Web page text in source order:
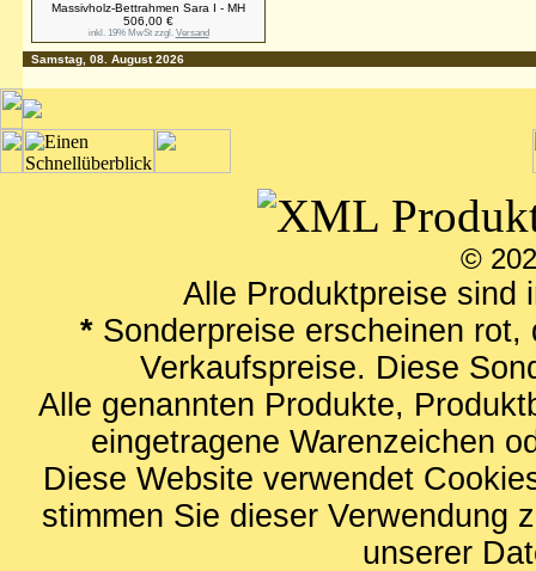
Massivholz-Bettrahmen Sara I - MH
506,00 €
inkl. 19% MwSt zzgl. Versand
Samstag, 08. August 2026
©
Alle Produktpreise
*Sonderpreise erscheinen rot,
Verkaufspreise. Diese
Alle genannten Produkte,
eingetragene Warenzeichen
Diese Website verwendet
stimmen Sie dieser Verwendung
unserer